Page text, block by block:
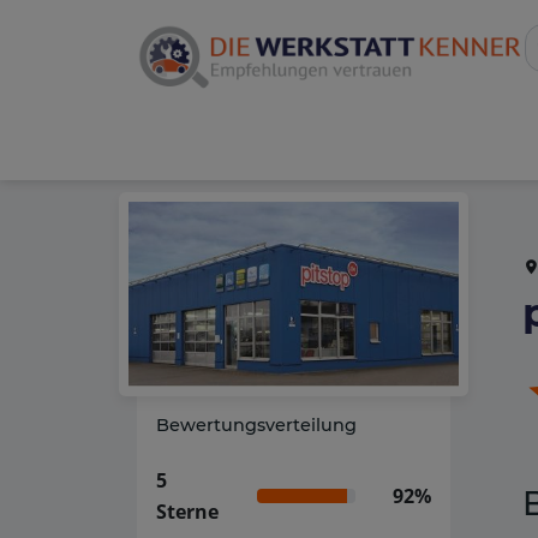
Bewertungsverteilung
5
Sterne
92%